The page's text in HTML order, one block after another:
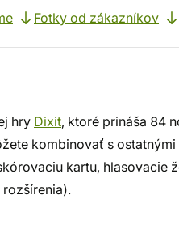
Fotky od zákazníkov
hry Dixit, ktoré prináša 84
kombinovať s
kartu, hlasovacie
rozšírenia).